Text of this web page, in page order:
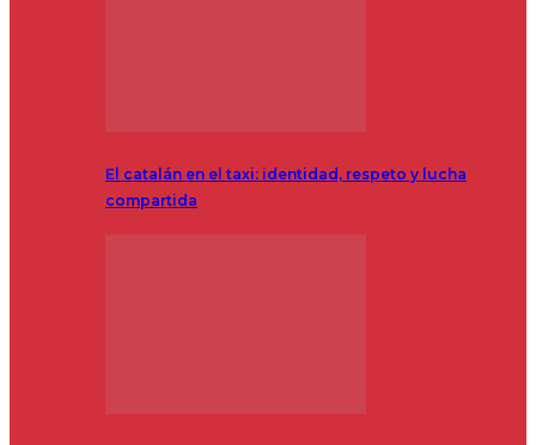
El catalán en el taxi: identidad, respeto y lucha
compartida